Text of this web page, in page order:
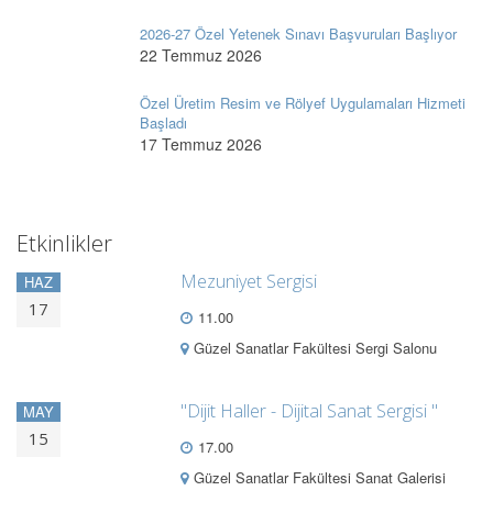
2026-27 Özel Yetenek Sınavı Başvuruları Başlıyor
22 Temmuz 2026
Özel Üretim Resim ve Rölyef Uygulamaları Hizmeti
Başladı
17 Temmuz 2026
Etkinlikler
HAZ
17
Mezuniyet Sergisi
11.00
Güzel Sanatlar Fakültesi Sergi Salonu
MAY
15
"Dijit Haller - Dijital Sanat Sergisi "
17.00
Güzel Sanatlar Fakültesi Sanat Galerisi